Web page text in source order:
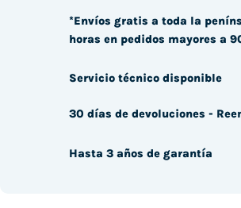
*Envíos gratis a toda la
horas en pedidos mayores a
Servicio técnico disponible
30 días de devoluciones -
Hasta 3 años de garantía